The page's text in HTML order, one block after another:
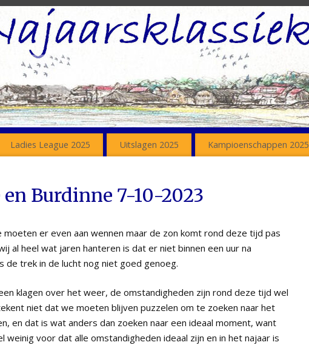
Ladies League 2025 Uitslagen 2025 Kampioenschappen 2025
Burdinne 7-10-2023
er even aan wennen maar de zon komt rond deze tijd pas
al heel wat jaren hanteren is dat er niet binnen een uur na
trek in de lucht nog niet goed genoeg.
klagen over het weer, de omstandigheden zijn rond deze tijd wel
niet dat we moeten blijven puzzelen om te zoeken naar het
en dat is wat anders dan zoeken naar een ideaal moment, want
weinig voor dat alle omstandigheden ideaal zijn en in het najaar is